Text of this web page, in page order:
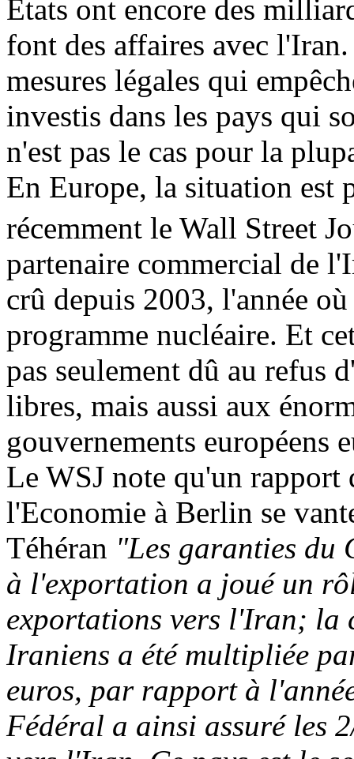
Etats ont encore des
font des affaires avec
mesures légales qui
investis dans les pays qui
n'est pas le cas pour la
En Europe, la situation est
récemment le Wall Street
partenaire commercial de
crû depuis 2003, l'année
programme nucléaire. Et
pas seulement dû au refus
libres, mais aussi aux
gouvernements européens
Le WSJ note qu'un rapport
l'Economie à Berlin se
Téhéran "Les garanties du
à l'exportation a joué un
exportations vers l'Iran; la
Iraniens a été multipliée
euros, par rapport à
Fédéral a ainsi assuré les